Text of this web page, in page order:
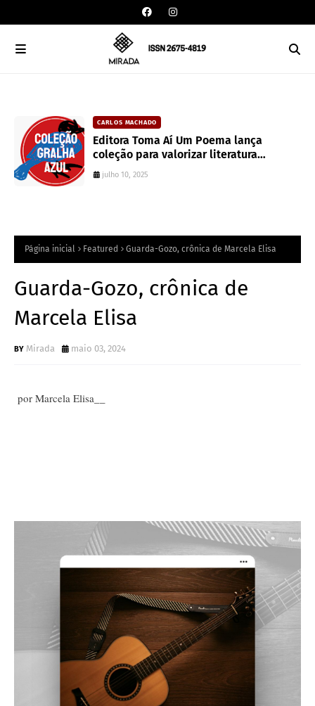
CARLOS MACHADO
Editora Toma Aí Um Poema lança
coleção para valorizar literatura
paranaense
julho 10, 2025
Página inicial Featured Guarda-Gozo, crônica de Marcela Elisa
Guarda-Gozo, crônica de
Marcela Elisa
Mirada maio 03, 2024
por Marcela Elisa__